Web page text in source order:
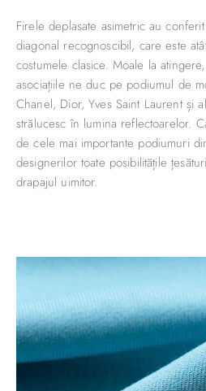
Firele deplasate asimetric au
diagonal recognoscibil, care este
costumele clasice. Moale la
asociațiile ne duc pe podiumul de
Chanel, Dior, Yves Saint Laurent și
strălucesc în lumina reflectoarelor.
de cele mai importante podiumuri
designerilor toate posibilitățile
drapajul uimitor.